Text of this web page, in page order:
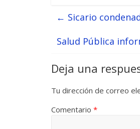
← Sicario
Salud Pública
Deja una
Tu dirección de correo
Comentario *